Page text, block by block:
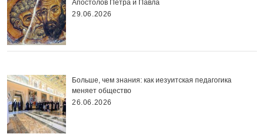
Апостолов Петра и Павла
29.06.2026
Больше, чем знания: как иезуитская педагогика
меняет общество
26.06.2026